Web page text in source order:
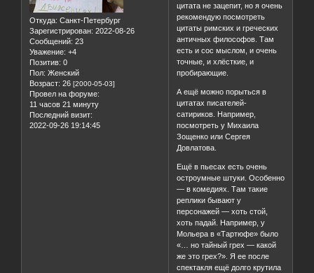
Откуда: Санкт-Петербург
Зарегистрирован: 2022-08-26
Сообщений: 23
Уважение: +4
Позитив: 0
Пол: Женский
Возраст: 26 [2000-05-03]
Провел на форуме:
11 часов 21 минуту
Последний визит:
2022-09-26 19:14:45
цитата не зацепит, но я очень
рекомендую посмотреть
цитаты римских и греческих
античных философов. Там
есть и сос мыслом, и очень
точные, и хлёсткие, и
пробирающие.
А ещё можно порыться в
цитатах писателей-
сатириков. Например,
посмотреть у Михаила
Зощенко или Сергея
Довлатова.
Ещё в пьесах есть очень
остроумные штуки. Особенно
— в комедиях. Там такие
реплики бывают у
персонажей — хоть стой,
хоть падай. Например, у
Мольера в «Тартюфе» было
«… но тайный грех — какой
же это грех?». Я ее после
спектакля ещё долго крутила